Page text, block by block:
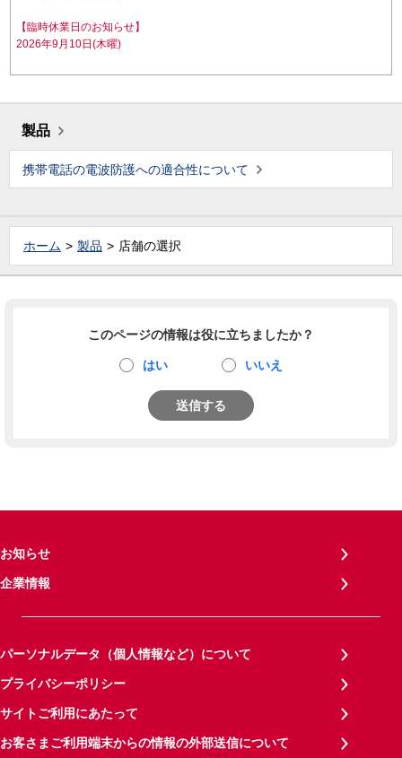
【臨時休業日のお知らせ】
2026年9月10日(木曜)
製品
携帯電話の電波防護への適合性について
ホーム 製品 店舗の選択
このページの情報は役に立ちましたか？
はい いいえ
送信する
お知らせ
企業情報
パーソナルデータ（個人情報など）について
プライバシーポリシー
サイトご利用にあたって
お客さまご利用端末からの情報の外部送信について